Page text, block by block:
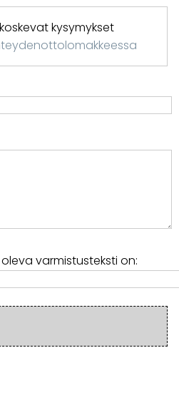
kysymykset
varmistusteksti on: